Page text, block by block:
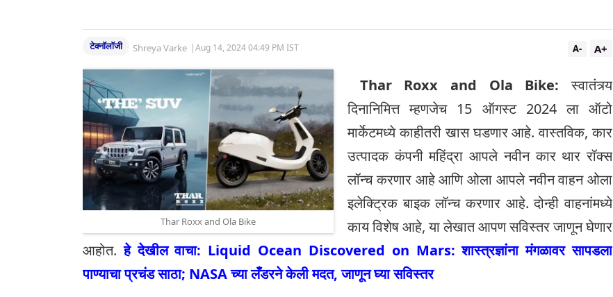
टेक्नॉलॉजी Shreya Varke |Aug 14, 2024 04:49 PM IST A+
A-
Thar Roxx and Ola Bike
Thar Roxx and Ola Bike:
स्वातंत्र्य
दिनानिमित्त म्हणजेच 15 ऑगस्ट 2024 ला ऑटो
मार्केटमध्ये काहीतरी खास घडणार आहे. वास्तविक, कार
उत्पादक कंपनी महिंद्रा आपले नवीन कार थार रॉक्स
लॉन्च करणार आहे आणि ओला आपले नवीन वाहन ओला
इलेक्ट्रिक बाइक लॉन्च करणार आहे. दोन्ही वाहनांमध्ये
काय विशेष आहे, या लेखात आपण सविस्तर जाणून घेणार
आहोत.हे देखील वाचा: Liquid Ocean Discovered on Mars: शास्त्रज्ञांना मंगळावर सापडला
पाण्याचा प्रचंड साठा; NASA च्या लँडरने केली मदत, जाणून घ्या सविस्तर